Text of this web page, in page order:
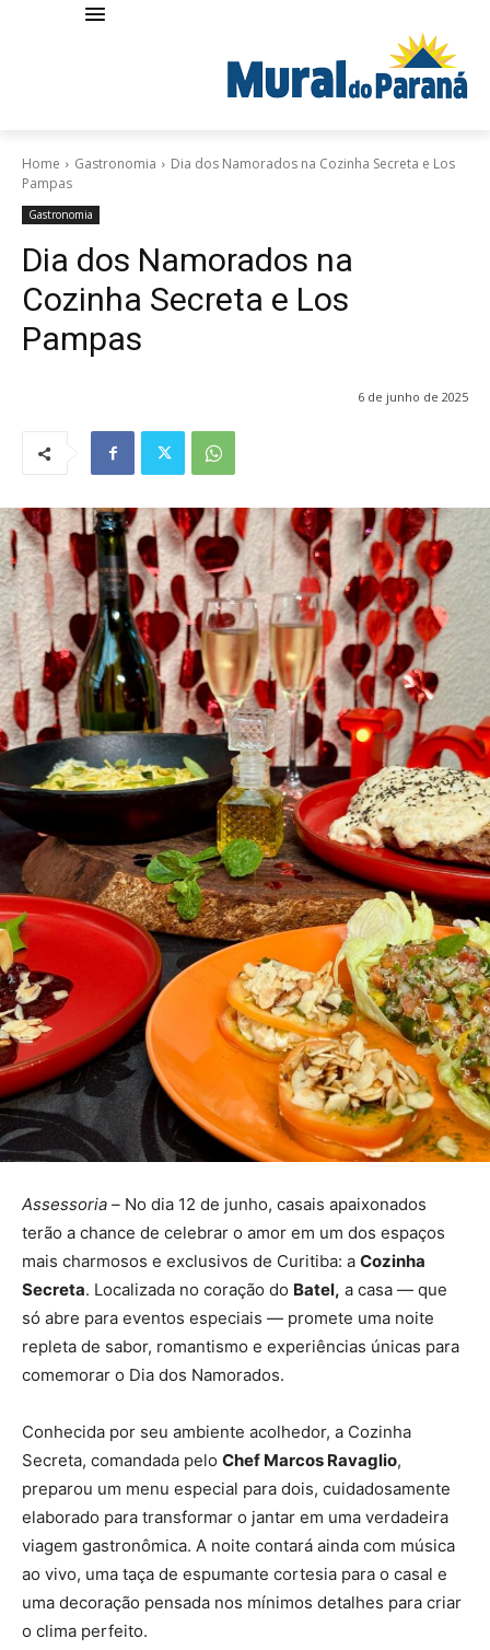
Home Gastronomia
Dia dos Namorados na Cozinha Secreta e Los
Pampas
Gastronomia
Dia dos Namorados na
Cozinha Secreta e Los
Pampas
6 de junho de 2025
Assessoria – No dia 12 de junho, casais apaixonados
terão a chance de celebrar o amor em um dos espaços
mais charmosos e exclusivos de Curitiba: a Cozinha
Secreta. Localizada no coração do Batel, a casa — que
só abre para eventos especiais — promete uma noite
repleta de sabor, romantismo e experiências únicas para
comemorar o Dia dos Namorados.
Conhecida por seu ambiente acolhedor, a Cozinha
Secreta, comandada pelo Chef Marcos Ravaglio,
preparou um menu especial para dois, cuidadosamente
elaborado para transformar o jantar em uma verdadeira
viagem gastronômica. A noite contará ainda com música
ao vivo, uma taça de espumante cortesia para o casal e
uma decoração pensada nos mínimos detalhes para criar
o clima perfeito.